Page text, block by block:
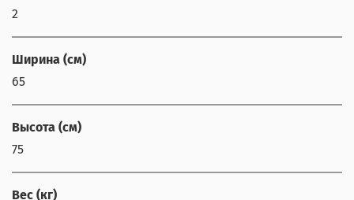
2
Ширина (см)
65
Высота (см)
75
Вес (кг)